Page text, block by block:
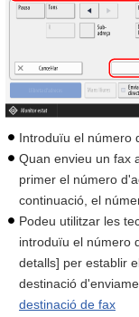
Introduïu el número
Quan envieu un fax
primer el número
continuació, el
Podeu utilitzar les
introduïu el número
detalls] per establir
destinació
destinació de fax